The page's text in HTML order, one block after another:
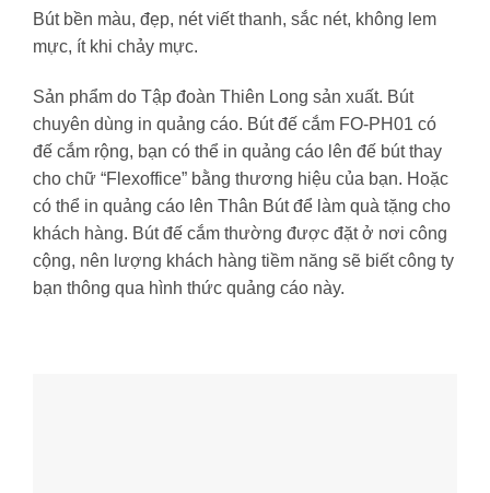
Bút bền màu, đẹp, nét viết thanh, sắc nét, không lem
mực, ít khi chảy mực.
Sản phẩm do Tập đoàn Thiên Long sản xuất. Bút
chuyên dùng in quảng cáo. Bút đế cắm FO-PH01 có
đế cắm rộng, bạn có thể in quảng cáo lên đế bút thay
cho chữ “Flexoffice” bằng thương hiệu của bạn. Hoặc
có thể in quảng cáo lên Thân Bút để làm quà tặng cho
khách hàng. Bút đế cắm thường được đặt ở nơi công
cộng, nên lượng khách hàng tiềm năng sẽ biết công ty
bạn thông qua hình thức quảng cáo này.